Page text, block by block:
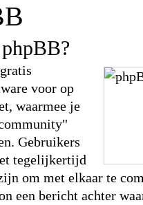
voor op
waarmee je
Gebruikers
tegelijkertijd
om met elkaar te
een bericht achter